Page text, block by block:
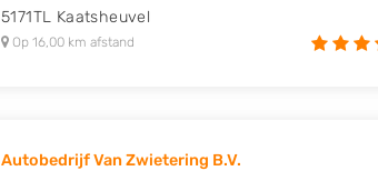
5171TL Kaatsheuvel
Op 16,00 km afstand
Autobedrijf Van Zwietering B.V.